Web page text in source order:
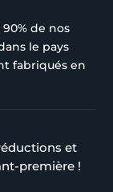
de nos
le pays
fabriqués en
et
première !